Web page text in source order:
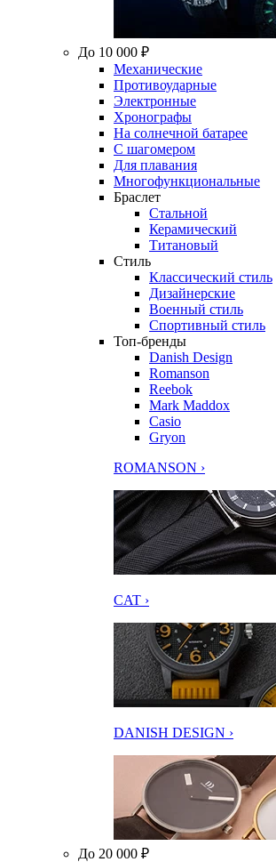
До 10 000 ₽
Механические
Противоударные
Электронные
Хронографы
На солнечной батарее
С шагомером
Для плавания
Многофункциональные
Браслет
Стальной
Керамический
Титановый
Стиль
Классический стиль
Дизайнерские
Военный стиль
Спортивный стиль
Топ-бренды
Danish Design
Romanson
Reebok
Mark Maddox
Casio
Gryon
ROMANSON ›
CAT ›
DANISH DESIGN ›
До 20 000 ₽